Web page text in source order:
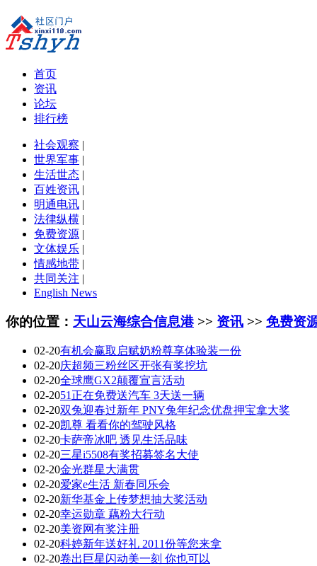
首页
资讯
论坛
排行榜
社会观察 |
世界军事 |
生活世态 |
百姓资讯 |
明通电讯 |
法律纵横 |
免费资源 |
文体娱乐 |
情感地带 |
共同关注 |
English News
你的位置： 天山云海综合信息港>> 资讯 >> 免费资
02-20有机会赢取启赋奶粉尊享体验装一份
02-20庆超频三粉丝区开张有奖挖坑
02-20全球鹰GX2颠覆宣言活动
02-2051正在免费送汽车 3天送一辆
02-20双兔迎春过新年 PNY兔年纪念优盘押宝拿大奖
02-20凯尊 看看你的驾驶风格
02-20卡萨帝冰吧 透见生活品味
02-20三星i5508有奖招募签名大使
02-20金光群星大满贯
02-20爱家e生活 新春同乐会
02-20新华基金上传梦想抽大奖活动
02-20幸运勋章 藕粉大行动
02-20美资网有奖注册
02-20科婷新年送好礼 2011份等您来拿
02-20卷出巨星闪动美一刻 你也可以